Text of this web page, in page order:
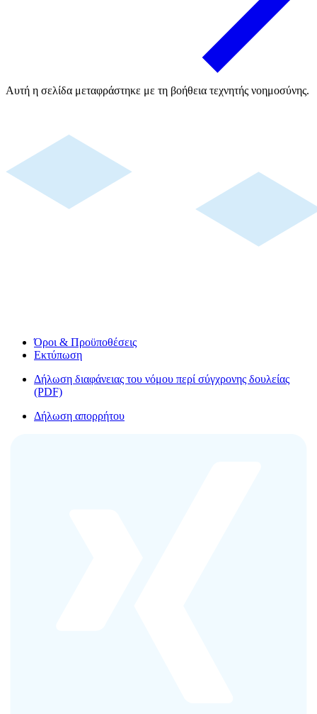
Αυτή η σελίδα μεταφράστηκε με τη βοήθεια τεχνητής νοημοσύνης.
Όροι & Προϋποθέσεις
Εκτύπωση
Δήλωση διαφάνειας του νόμου περί σύγχρονης δουλείας
(PDF)
Δήλωση απορρήτου